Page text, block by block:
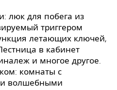
люк для побега из
триггером
летающих ключей,
в кабинет
и многое другое.
комнаты с
волшебными